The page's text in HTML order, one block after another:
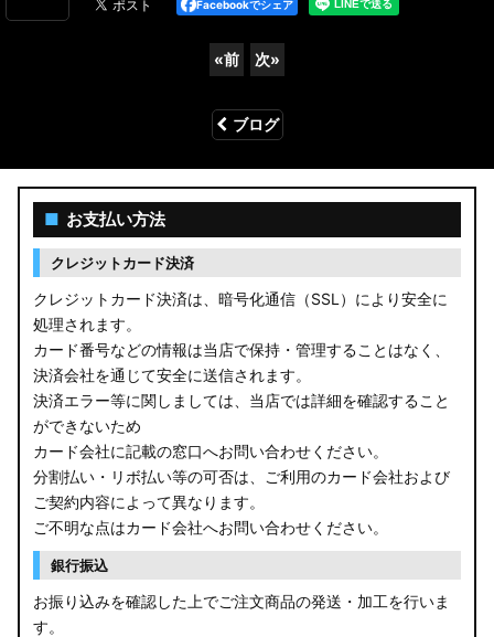
Facebookでシェア
«前 次»
ブログ
■ お支払い方法
クレジットカード決済
クレジットカード決済は、暗号化通信（SSL）により安全に
処理されます。
カード番号などの情報は当店で保持・管理することはなく、
決済会社を通じて安全に送信されます。
決済エラー等に関しましては、当店では詳細を確認すること
ができないため
カード会社に記載の窓口へお問い合わせください。
分割払い・リボ払い等の可否は、ご利用のカード会社および
ご契約内容によって異なります。
ご不明な点はカード会社へお問い合わせください。
銀行振込
お振り込みを確認した上でご注文商品の発送・加工を行いま
す。